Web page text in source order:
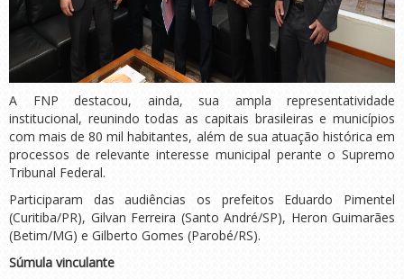
A FNP destacou, ainda, sua ampla representatividade
institucional, reunindo todas as capitais brasileiras e municípios
com mais de 80 mil habitantes, além de sua atuação histórica em
processos de relevante interesse municipal perante o Supremo
Tribunal Federal.
Participaram das audiências os prefeitos Eduardo Pimentel
(Curitiba/PR), Gilvan Ferreira (Santo André/SP), Heron Guimarães
(Betim/MG) e Gilberto Gomes (Parobé/RS).
Súmula vinculante